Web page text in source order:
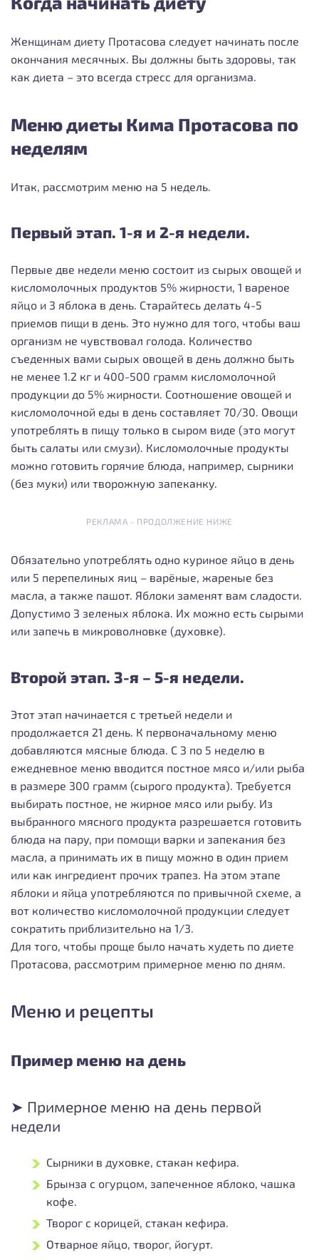
Женщинам диету Протасова следует начинать после
окончания месячных. Вы должны быть здоровы, так
как диета – это всегда стресс для организма.
Меню диеты Кима Протасова по
неделям
Итак, рассмотрим меню на 5 недель.
Первый этап. 1-я и 2-я недели.
Первые две недели меню состоит из сырых овощей и
кисломолочных продуктов 5% жирности, 1 вареное
яйцо и 3 яблока в день. Старайтесь делать 4-5
приемов пищи в день. Это нужно для того, чтобы ваш
организм не чувствовал голода. Количество
съеденных вами сырых овощей в день должно быть
не менее 1.2 кг и 400-500 грамм кисломолочной
продукции до 5% жирности. Соотношение овощей и
кисломолочной еды в день составляет 70/30. Овощи
употреблять в пищу только в сыром виде (это могут
быть салаты или смузи). Кисломолочные продукты
можно готовить горячие блюда, например, сырники
(без муки) или творожную запеканку.
РЕКЛАМА - ПРОДОЛЖЕНИЕ НИЖЕ
Обязательно употреблять одно куриное яйцо в день
или 5 перепелиных яиц – варёные, жареные без
масла, а также пашот. Яблоки заменят вам сладости.
Допустимо 3 зеленых яблока. Их можно есть сырыми
или запечь в микроволновке (духовке).
Второй этап. 3-я – 5-я недели.
Этот этап начинается с третьей недели и
продолжается 21 день. К первоначальному меню
добавляются мясные блюда. С 3 по 5 неделю в
ежедневное меню вводится постное мясо и/или рыба
в размере 300 грамм (сырого продукта). Требуется
выбирать постное, не жирное мясо или рыбу. Из
выбранного мясного продукта разрешается готовить
блюда на пару, при помощи варки и запекания без
масла, а принимать их в пищу можно в один прием
или как ингредиент прочих трапез. На этом этапе
яблоки и яйца употребляются по привычной схеме, а
вот количество кисломолочной продукции следует
сократить приблизительно на 1/3.
Для того, чтобы проще было начать худеть по диете
Протасова, рассмотрим примерное меню по дням.
Меню и рецепты
Пример меню на день
➤ Примерное меню на день первой
недели
Сырники в духовке, стакан кефира.
Брынза с огурцом, запеченное яблоко, чашка
кофе.
Творог с корицей, стакан кефира.
Отварное яйцо, творог, йогурт.